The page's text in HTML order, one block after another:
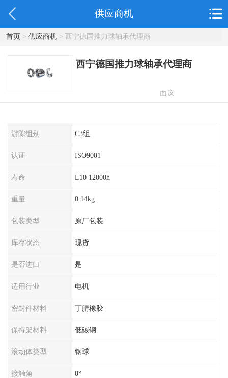
供应商机
首页> 供应商机> 西宁德国推力球轴承代理商
西宁德国推力球轴承代理商
面议
游隙组别 C3组
认证 ISO9001
寿命 L10 12000h
重量 0.14kg
包装类型 原厂包装
库存状态 现货
是否进口 是
适用行业 电机
密封件材料 丁腈橡胶
保持架材料 低碳钢
滚动体类型 钢球
接触角 0°